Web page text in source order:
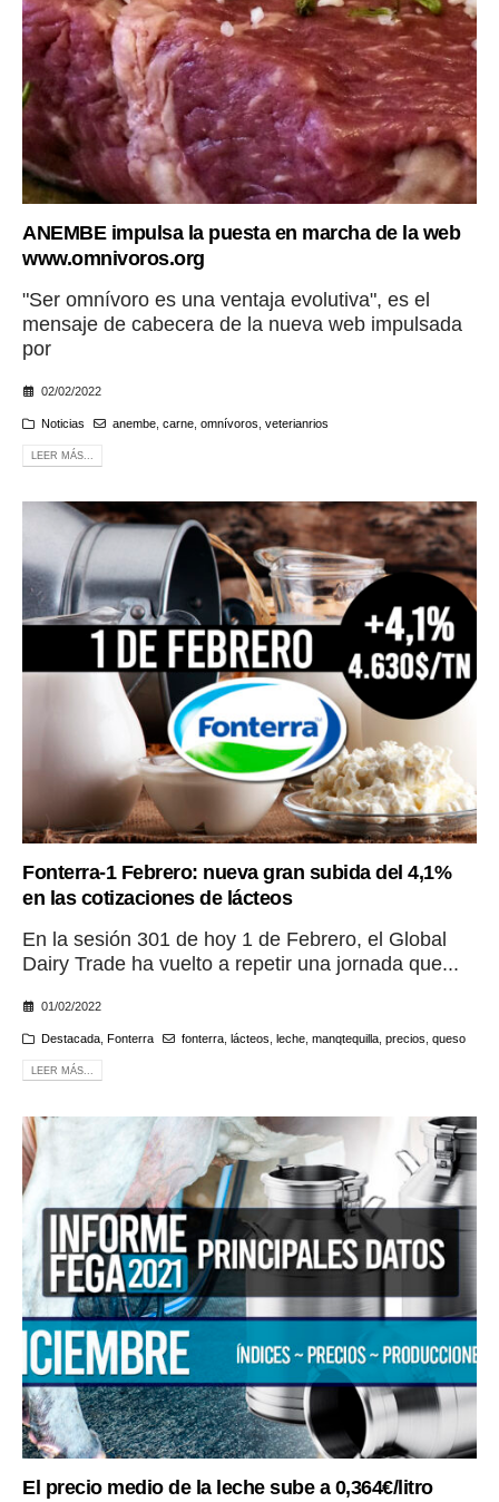
ANEMBE impulsa la puesta en marcha de la web
www.omnivoros.org
"Ser omnívoro es una ventaja evolutiva", es el
mensaje de cabecera de la nueva web impulsada
por
02/02/2022
Noticias anembe, carne, omnívoros veterianrios
LEER MÁS...
Fonterra-1 Febrero: nueva gran subida del 4,1%
en las cotizaciones de lácteos
En la sesión 301 de hoy 1 de Febrero, el Global
Dairy Trade ha vuelto a repetir una jornada que...
01/02/2022
Destacada, Fonterra fonterra, lácteos leche, manqtequilla, precios queso
LEER MÁS...
El precio medio de la leche sube a 0,364€/litro